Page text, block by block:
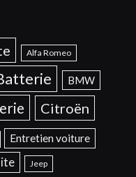
Alfa Romeo
BMW
Citroën
Entretien voiture
Jeep